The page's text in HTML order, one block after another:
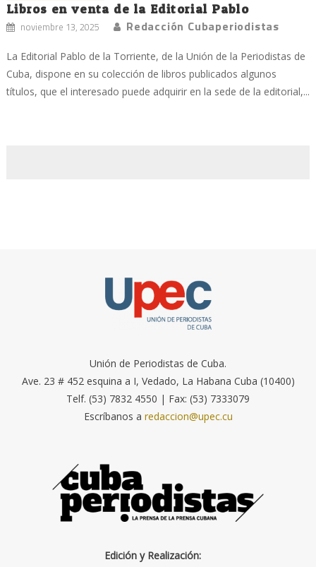
Libros en venta de la Editorial Pablo
noviembre 13, 2025 Redacción Cubaperiodistas
La Editorial Pablo de la Torriente, de la Unión de la Periodistas de
Cuba, dispone en su colección de libros publicados algunos
títulos, que el interesado puede adquirir en la sede de la editorial,...
Unión de Periodistas de Cuba.
Ave. 23 # 452 esquina a I, Vedado, La Habana Cuba (10400)
Telf. (53) 7832 4550 | Fax: (53) 7333079
Escríbanos a redaccion@upec.cu
Edición y Realización: